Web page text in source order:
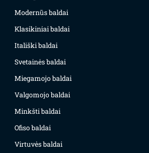
Modernūs baldai
Klasikiniai baldai
Itališki baldai
Svetainės baldai
Miegamojo baldai
Valgomojo baldai
Minkšti baldai
Ofiso baldai
Virtuvės baldai